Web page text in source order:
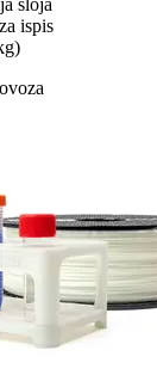
ispis